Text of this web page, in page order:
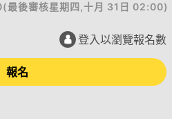
(最後審核星期四,十月 31日 02:00)
登入以瀏覽報名數
報名